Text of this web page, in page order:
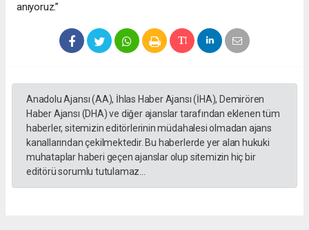
anıyoruz.”
Anadolu Ajansı (AA), İhlas Haber Ajansı (İHA), Demirören
Haber Ajansı (DHA) ve diğer ajanslar tarafından eklenen tüm
haberler, sitemizin editörlerinin müdahalesi olmadan ajans
kanallarından çekilmektedir. Bu haberlerde yer alan hukuki
muhataplar haberi geçen ajanslar olup sitemizin hiç bir
editörü sorumlu tutulamaz...